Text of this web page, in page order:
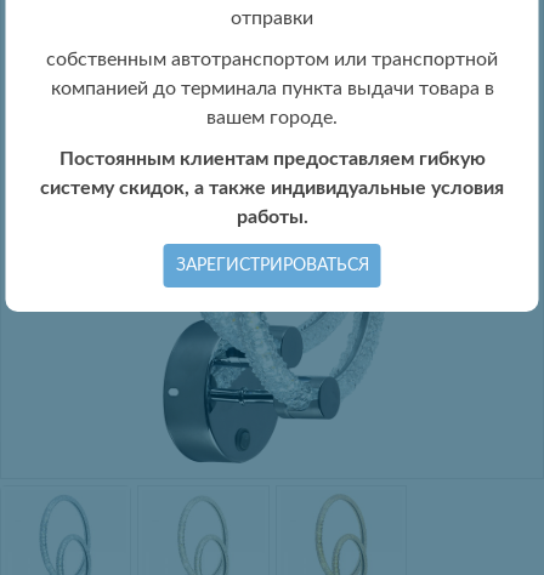
отправки
собственным автотранспортом или транспортной
компанией до терминала пункта выдачи товара в
вашем городе.
Постоянным клиентам предоставляем гибкую
систему скидок, а также индивидуальные условия
работы.
ЗАРЕГИСТРИРОВАТЬСЯ